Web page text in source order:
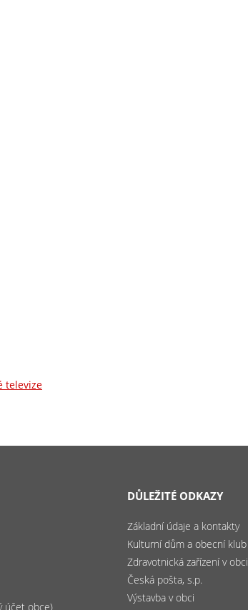
televize
účet obce)
DŮLEŽITÉ ODKAZY
Základní údaje a kontakty
Kulturní dům a obecní klub
Zdravotnická zařízení v obci
Česká pošta, s.p.
Výstavba v obci